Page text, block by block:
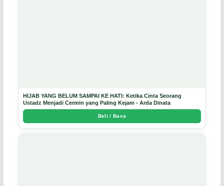
HIJAB YANG BELUM SAMPAI KE HATI: Ketika Cinta Seorang
Ustadz Menjadi Cermin yang Paling Kejam - Arda Dinata
Beli / Baca